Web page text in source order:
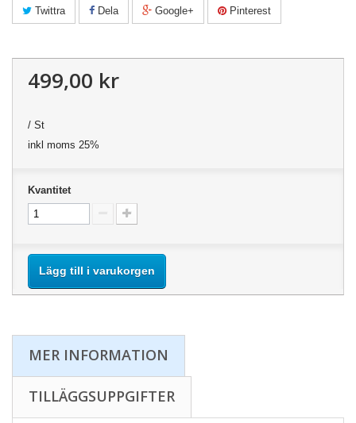
Twittra Dela Google+ Pinterest
499,00 kr
/ St
inkl moms 25%
Kvantitet
Lägg till i varukorgen
MER INFORMATION
TILLÄGGSUPPGIFTER